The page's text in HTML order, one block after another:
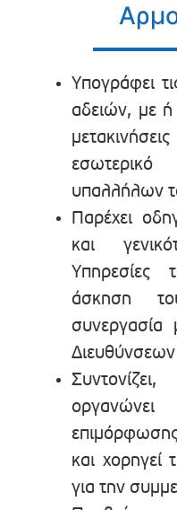
Υπογράφει
αδειών, με ή
υπαλλήλων
Παρέχει
και
άσκηση
συνεργασία
Διευθύνσεων
και χορηγεί
για την